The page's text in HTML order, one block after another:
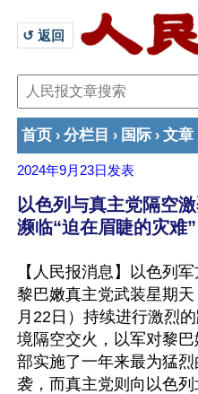
↺ 返回
首页 › 分栏目 › 国际 › 文章
2024年9月23日 发表
以色列与真主党隔空
濒临“迫在眉睫的灾难”
【人民报消息】以色列
黎巴嫩真主党武装星期天
月22日）持续进行激烈
境隔空交火，以军对黎巴
部实施了一年来最为猛烈
袭，而真主党则向以色列